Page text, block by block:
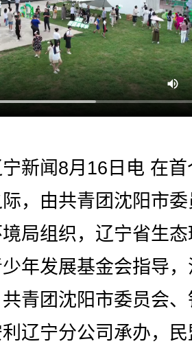
闻8月16日电 在首
，由共青团沈阳市
局组织，辽宁省生
年发展基金会指导
青团沈阳市委员会
辽宁分公司承办，